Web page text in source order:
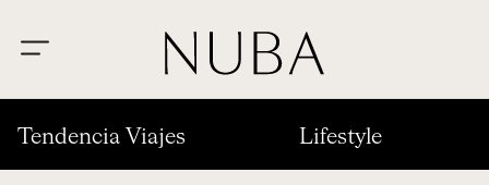
Tendencia Viajes Lifestyle